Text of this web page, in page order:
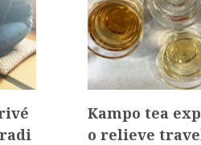
Kampo tea
o relieve